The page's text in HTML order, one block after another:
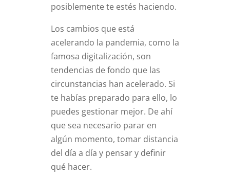
posiblemente te estés haciendo.
Los cambios que está
acelerando la pandemia, como la
famosa digitalización, son
tendencias de fondo que las
circunstancias han acelerado. Si
te habías preparado para ello, lo
puedes gestionar mejor. De ahí
que sea necesario parar en
algún momento, tomar distancia
del día a día y pensar y definir
qué hacer.